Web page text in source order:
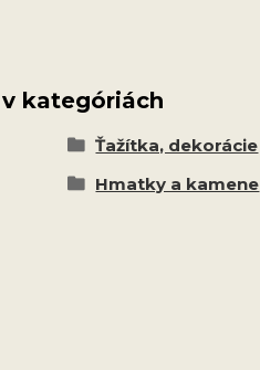
kategóriách
Ťažítka, dekorácie
Hmatky a kamene